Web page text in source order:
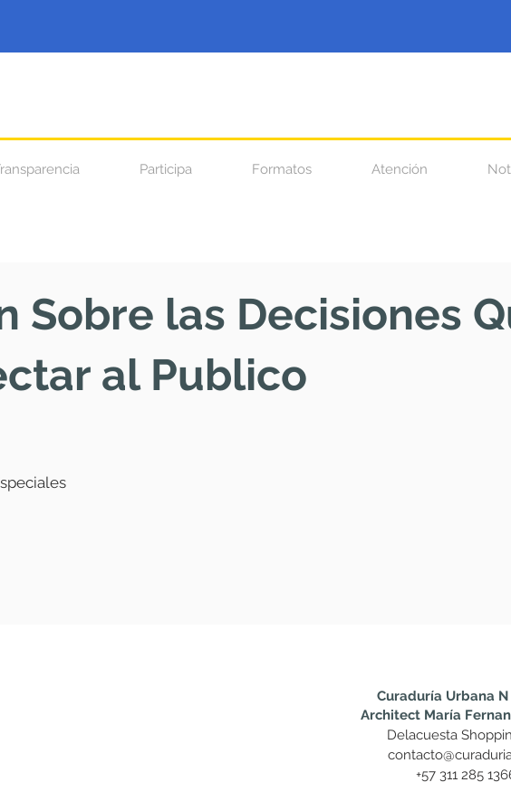
Participa Formatos Atención
Sobre las Decisiones
al Publico
Curaduría Urbana N
Architect María
Delacuesta
+57 311 285